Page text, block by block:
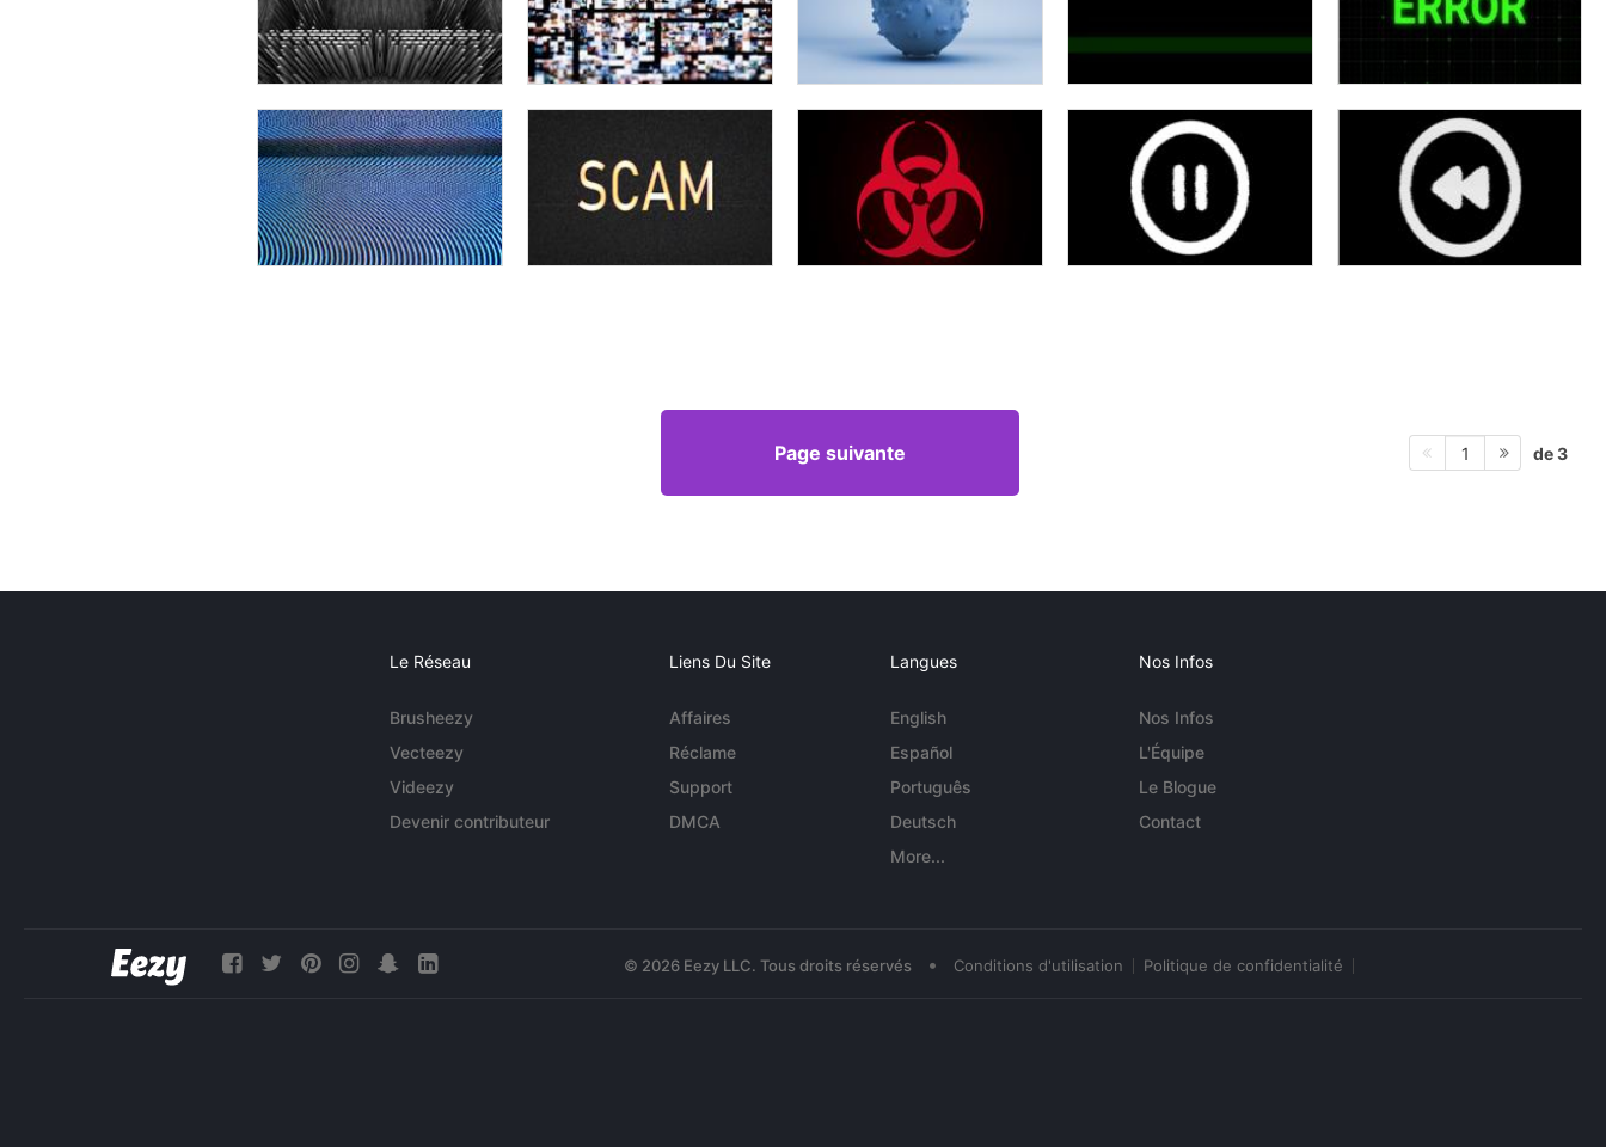
Page suivante 1 de 3
Le Réseau
Brusheezy
Vecteezy
Videezy
Devenir contributeur
Liens Du Site
Affaires
Réclame
Support
DMCA
Langues
English
Español
Português
Deutsch
More...
Nos Infos
Nos Infos
L'Équipe
Le Blogue
Contact
© 2026 Eezy LLC. Tous droits réservés • Conditions d'utilisation Politique de confidentialité